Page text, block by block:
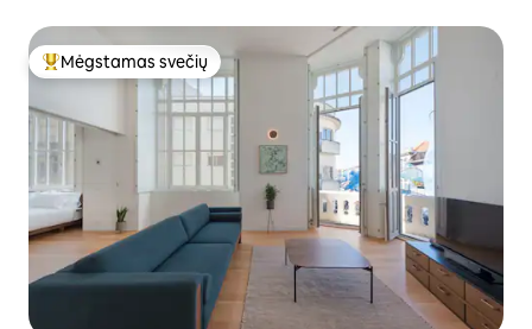
Svečių mėgstamiausias
Mėgstamas svečių